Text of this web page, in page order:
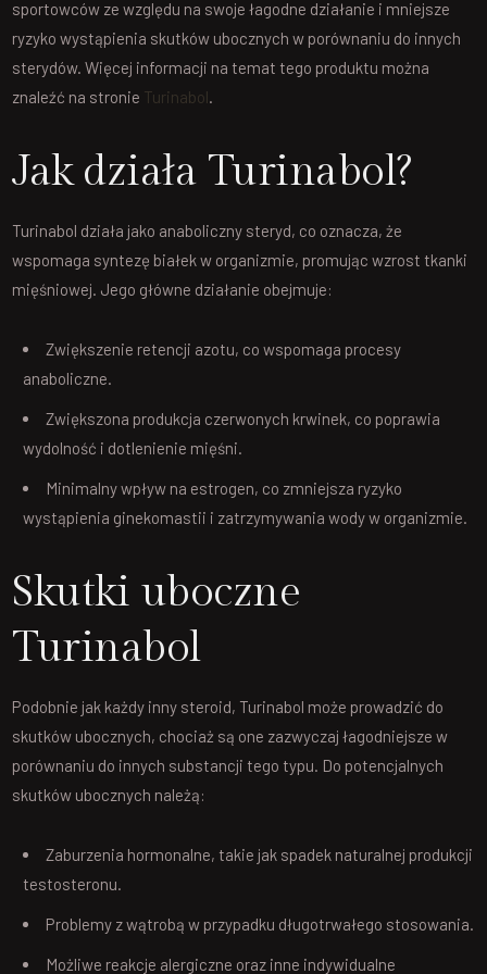
sportowców ze względu na swoje łagodne działanie i mniejsze
ryzyko wystąpienia skutków ubocznych w porównaniu do innych
sterydów. Więcej informacji na temat tego produktu można
znaleźć na stronie Turinabol.
Jak działa Turinabol?
Turinabol działa jako anaboliczny steryd, co oznacza, że
wspomaga syntezę białek w organizmie, promując wzrost tkanki
mięśniowej. Jego główne działanie obejmuje:
Zwiększenie retencji azotu, co wspomaga procesy
anaboliczne.
Zwiększona produkcja czerwonych krwinek, co poprawia
wydolność i dotlenienie mięśni.
Minimalny wpływ na estrogen, co zmniejsza ryzyko
wystąpienia ginekomastii i zatrzymywania wody w organizmie.
Skutki uboczne
Turinabol
Podobnie jak każdy inny steroid, Turinabol może prowadzić do
skutków ubocznych, chociaż są one zazwyczaj łagodniejsze w
porównaniu do innych substancji tego typu. Do potencjalnych
skutków ubocznych należą:
Zaburzenia hormonalne, takie jak spadek naturalnej produkcji
testosteronu.
Problemy z wątrobą w przypadku długotrwałego stosowania.
Możliwe reakcje alergiczne oraz inne indywidualne